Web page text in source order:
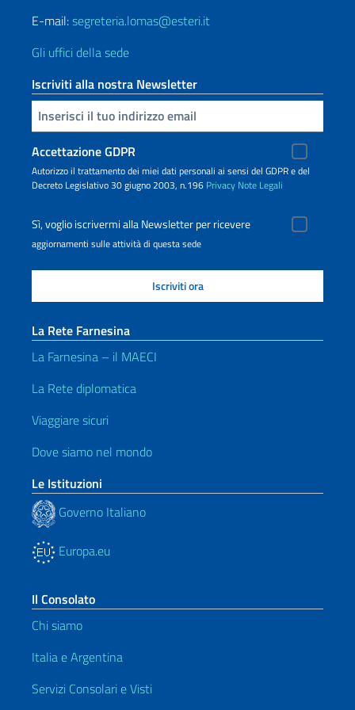
E-mail:segreteria.lomas@esteri.it
Gli uffici della sede
Iscriviti alla nostra Newsletter
Inserisci la tua email
Accettazione GDPR
Autorizzo il trattamento dei miei dati personali ai sensi del GDPR e del
Decreto Legislativo 30 giugno 2003, n.196 Privacy Note Legali
Sì, voglio iscrivermi alla Newsletter per ricevere
aggiornamenti sulle attività di questa sede
La Rete Farnesina
La Farnesina – il MAECI
La Rete diplomatica
Viaggiare sicuri
Dove siamo nel mondo
Le Istituzioni
Governo Italiano
Europa.eu
Il Consolato
Chi siamo
Italia e Argentina
Servizi Consolari e Visti